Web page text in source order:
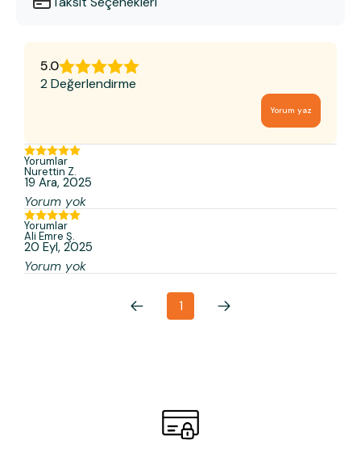
5.0
2 Değerlendirme
Yorum yaz
Yorumlar
Nurettin Z.
19 Ara, 2025
Yorum yok
Yorumlar
Ali Emre Ş.
20 Eyl, 2025
Yorum yok
1